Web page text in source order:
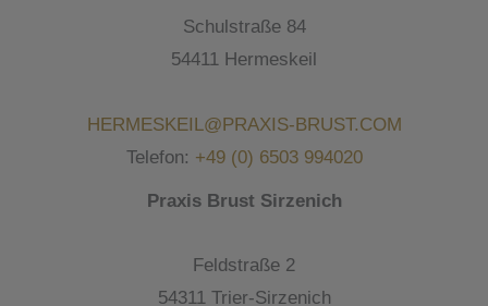
Schulstraße 84
54411 Hermeskeil
HERMESKEIL@PRAXIS-BRUST.COM
Telefon: +49 (0) 6503 994020
Praxis Brust Sirzenich
Feldstraße 2
54311 Trier-Sirzenich